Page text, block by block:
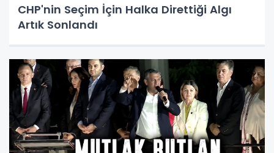
CHP'nin Seçim İçin Halka Direttiği Algı
Artık Sonlandı